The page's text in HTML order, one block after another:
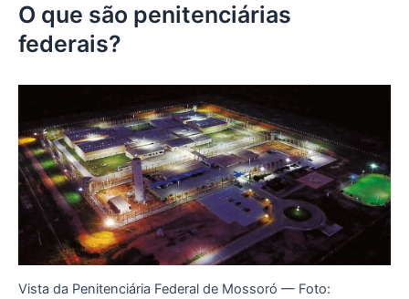
O que são penitenciárias
federais?
Vista da Penitenciária Federal de Mossoró — Foto: